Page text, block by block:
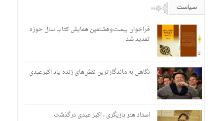
۱۱:۴۸ نقش سابقه خانوادگی در خطر ژنتیکی سرطان سینه
۱۱:۴۰ اموال شخص سردار آزمون رفع توقیف نشد
سیاست
فراخوان بیست‌وهشتمین همایش کتاب سال حوزه
تمدید شد
نگاهی به ماندگارترین نقش‌های زنده یاد اکبرعبدی
استاد هنر بازیگری ، اکبر عبدی درگذشت